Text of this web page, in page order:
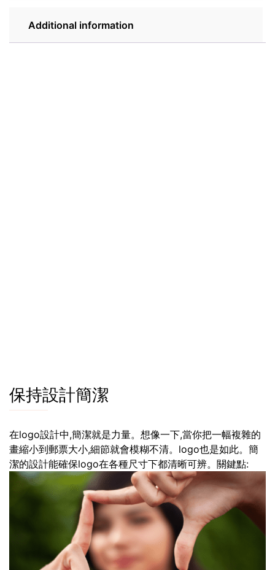
Additional information
保持設計簡潔
在logo設計中,簡潔就是力量。想像一下,當你把一幅複雜的
畫縮小到郵票大小,細節就會模糊不清。logo也是如此。簡
潔的設計能確保logo在各種尺寸下都清晰可辨。關鍵點: